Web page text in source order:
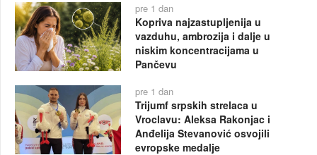
pre 1 dan
Kopriva najzastupljenija u
vazduhu, ambrozija i dalje u
niskim koncentracijama u
Pančevu
pre 1 dan
Trijumf srpskih strelaca u
Vroclavu: Aleksa Rakonjac i
Anđelija Stevanović osvojili
evropske medalje